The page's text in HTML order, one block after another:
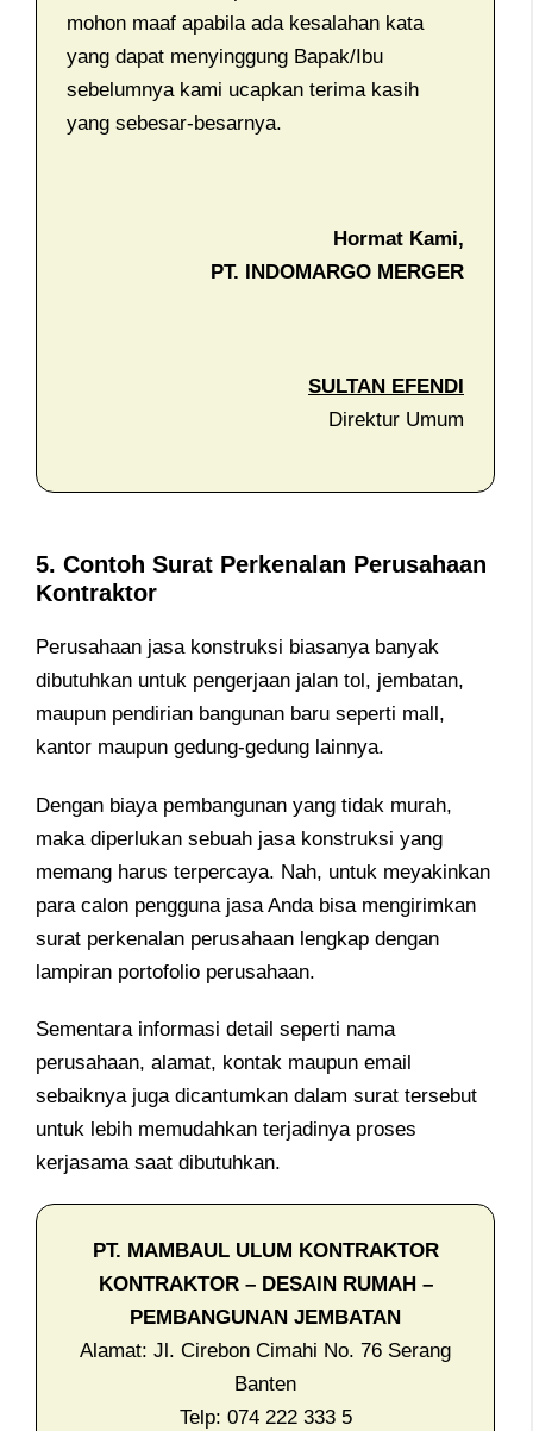
mohon maaf apabila ada kesalahan kata
yang dapat menyinggung Bapak/Ibu
sebelumnya kami ucapkan terima kasih
yang sebesar-besarnya.
Hormat Kami,
PT. INDOMARGO MERGER
SULTAN EFENDI
Direktur Umum
5. Contoh Surat Perkenalan Perusahaan
Kontraktor
Perusahaan jasa konstruksi biasanya banyak
dibutuhkan untuk pengerjaan jalan tol, jembatan,
maupun pendirian bangunan baru seperti mall,
kantor maupun gedung-gedung lainnya.
Dengan biaya pembangunan yang tidak murah,
maka diperlukan sebuah jasa konstruksi yang
memang harus terpercaya. Nah, untuk meyakinkan
para calon pengguna jasa Anda bisa mengirimkan
surat perkenalan perusahaan lengkap dengan
lampiran portofolio perusahaan.
Sementara informasi detail seperti nama
perusahaan, alamat, kontak maupun email
sebaiknya juga dicantumkan dalam surat tersebut
untuk lebih memudahkan terjadinya proses
kerjasama saat dibutuhkan.
PT. MAMBAUL ULUM KONTRAKTOR
KONTRAKTOR – DESAIN RUMAH –
PEMBANGUNAN JEMBATAN
Alamat: Jl. Cirebon Cimahi No. 76 Serang
Banten
Telp: 074 222 333 5